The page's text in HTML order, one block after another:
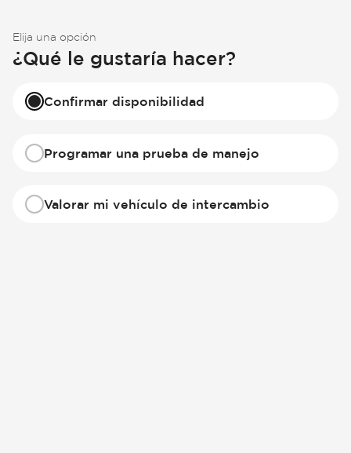
Elija una opción
¿Qué le gustaría hacer?
Confirmar disponibilidad
Programar una prueba de manejo
Valorar mi vehículo de intercambio